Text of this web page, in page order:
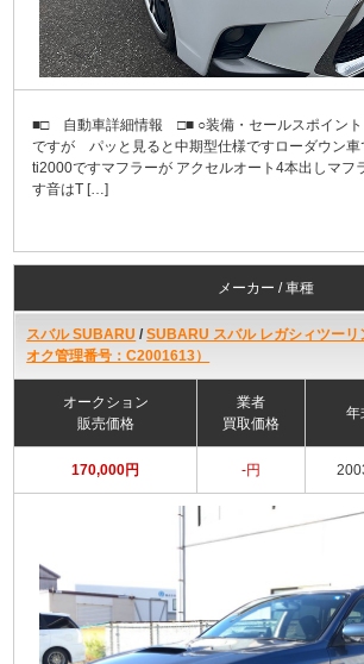
■□ 自動車詳細情報 □■ ○装備・セールスポイント
ですが パッと見ると中期型仕様ですローダウン車
ti2000ですマフラーが アクセルオート4本出しマフ
す音はT […]
メーカー / 車種
スバル SUBARU /SUBARU スバル レガシィツーリ
オク管理番号：C2001613）
オークション
販売価格
業者
買取価格
年
170,000円 -円